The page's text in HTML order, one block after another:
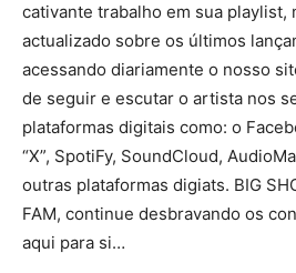
cativante trabalho em sua playlist,
actualizado sobre os últimos
acessando diariamente o nosso
de seguir e escutar o artista nos
plataformas digitais como: o
“X”, SpotiFy, SoundCloud,
outras plataformas digiats. BIG
FAM, continue desbravando os
aqui para si…